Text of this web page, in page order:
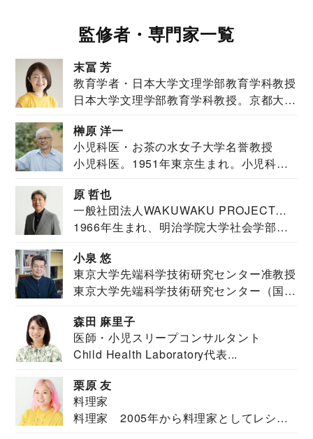
監修者・専門家一覧
末冨 芳
教育学者・日本大学文理学部教育学科教授
日本大学文理学部教育学科教授。京都大学
榊原 洋一
小児科医・お茶の水女子大学名誉教授
小児科医。1951年東京生まれ。小児科
原 哲也
一般社団法人WAKUWAKU PROJECT
JAPAN代表・言語聴覚士・社会福祉士
1966年生まれ、明治学院大学社会学部福
小泉 悠
東京大学先端科学技術研究センター准教授
東京大学先端科学技術研究センター（国際
森田 麻里子
医師・小児スリープコンサルタント
Child Health Laboratory代表...
栗原 友
料理家
料理家 2005年から料理家としてレシピ